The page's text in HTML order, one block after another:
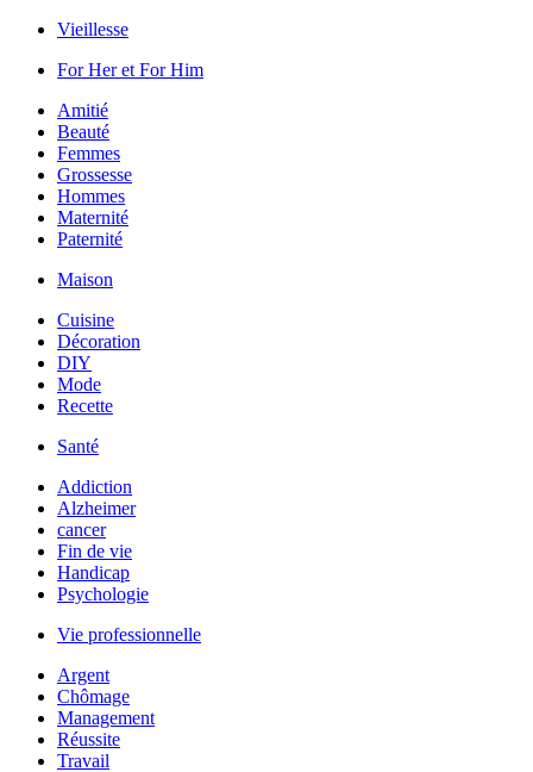
Vieillesse
For Her et For Him
Amitié
Beauté
Femmes
Grossesse
Hommes
Maternité
Paternité
Maison
Cuisine
Décoration
DIY
Mode
Recette
Santé
Addiction
Alzheimer
cancer
Fin de vie
Handicap
Psychologie
Vie professionnelle
Argent
Chômage
Management
Réussite
Travail